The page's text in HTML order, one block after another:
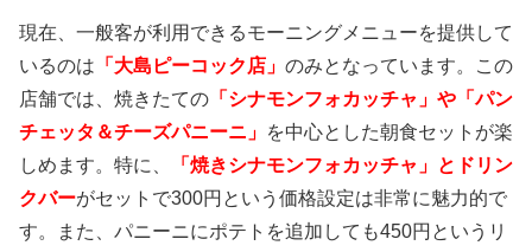
現在、一般客が利用できるモーニングメニューを提供して
いるのは 「大島ピーコック店」 のみとなっています。この
店舗では、焼きたての 「シナモンフォカッチャ」や「パン
チェッタ＆チーズパニーニ」 を中心とした朝食セットが楽
しめます。特に、
「焼きシナモンフォカッチャ」とドリン
クバーがセットで300円という価格設定は非常に魅力的で
す。また、パニーニにポテトを追加しても450円というリ